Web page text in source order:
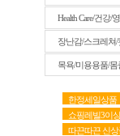
Health Care/건강/
장난감/스크레쳐/
목욕/미용용품/몸
한정세일상품
쇼핑레빌3이
따끈따끈 신상